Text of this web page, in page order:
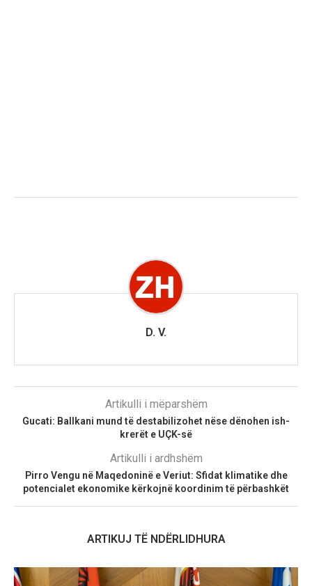
D. V.
Artikulli i mëparshëm
Gucati: Ballkani mund të destabilizohet nëse dënohen ish-
krerët e UÇK-së
Artikulli i ardhshëm
Pirro Vengu në Maqedoninë e Veriut: Sfidat klimatike dhe
potencialet ekonomike kërkojnë koordinim të përbashkët
ARTIKUJ TË NDËRLIDHURA